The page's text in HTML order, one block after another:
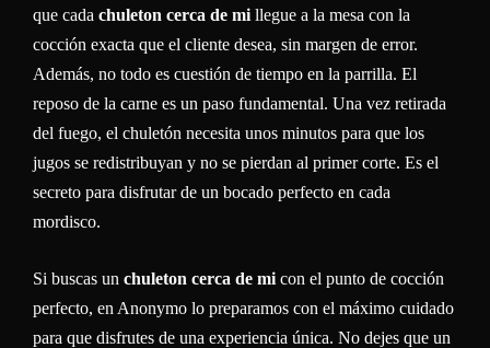
que cada chuleton cerca de mi llegue a la mesa con la
cocción exacta que el cliente desea, sin margen de error.
Además, no todo es cuestión de tiempo en la parrilla. El
reposo de la carne es un paso fundamental. Una vez retirada
del fuego, el chuletón necesita unos minutos para que los
jugos se redistribuyan y no se pierdan al primer corte. Es el
secreto para disfrutar de un bocado perfecto en cada
mordisco.
Si buscas un chuleton cerca de mi con el punto de cocción
perfecto, en Anonymo lo preparamos con el máximo cuidado
para que disfrutes de una experiencia única. No dejes que un